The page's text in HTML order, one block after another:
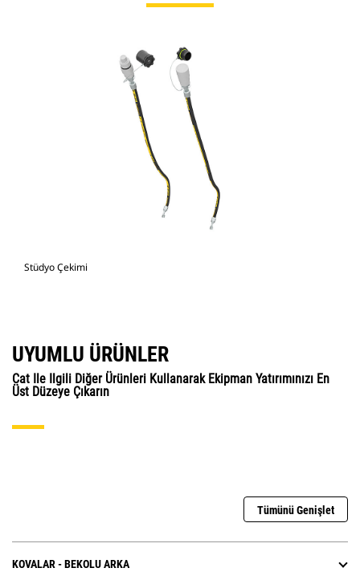
Stüdyo Çekimi
UYUMLU ÜRÜNLER
Cat Ile Ilgili Diğer Ürünleri Kullanarak Ekipman Yatırımınızı En
Üst Düzeye Çıkarın
Tümünü Genişlet
KOVALAR - BEKOLU ARKA